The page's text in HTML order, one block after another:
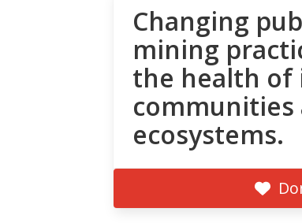
Changing
mining
the health of
communities
ecosystems.